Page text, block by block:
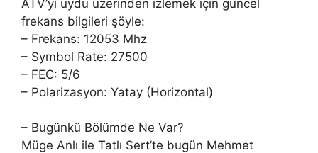
ATV’yi uydu üzerinden izlemek için güncel
frekans bilgileri şöyle:
– Frekans: 12053 Mhz
– Symbol Rate: 27500
– FEC: 5/6
– Polarizasyon: Yatay (Horizontal)
– Bugünkü Bölümde Ne Var?
Müge Anlı ile Tatlı Sert’te bugün Mehmet